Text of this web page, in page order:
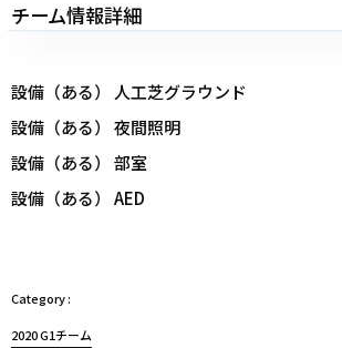
チーム情報詳細
設備（ある） 人工芝グラウンド
設備（ある） 夜間照明
設備（ある） 部室
設備（ある） AED
2020 G1チーム